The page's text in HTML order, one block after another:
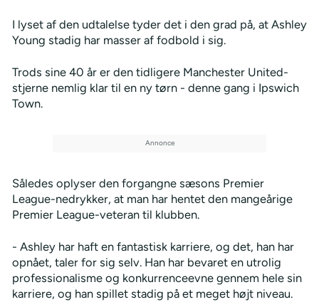
I lyset af den udtalelse tyder det i den grad på, at Ashley
Young stadig har masser af fodbold i sig.
Trods sine 40 år er den tidligere Manchester United-
stjerne nemlig klar til en ny tørn - denne gang i Ipswich
Town.
Således oplyser den forgangne sæsons Premier
League-nedrykker, at man har hentet den mangeårige
Premier League-veteran til klubben.
- Ashley har haft en fantastisk karriere, og det, han har
opnået, taler for sig selv. Han har bevaret en utrolig
professionalisme og konkurrenceevne gennem hele sin
karriere, og han spillet stadig på et meget højt niveau.